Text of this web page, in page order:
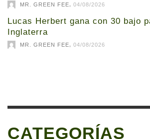
MR. GREEN FEE 04/08/2026
Lucas Herbert gana con 30 bajo
Inglaterra
MR. GREEN FEE 04/08/2026
CATEGORÍAS